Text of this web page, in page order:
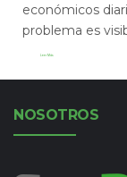
económicos
problema es
Leer Más
NOSOTROS